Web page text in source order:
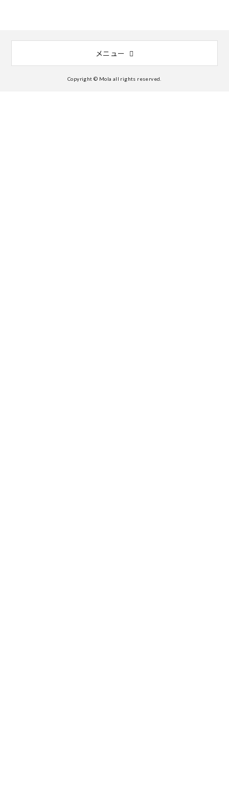
メニュー
Copyright © Mola all rights reserved.